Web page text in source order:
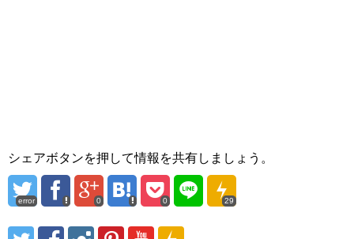
シェアボタンを押して情報を共有しましょう。
error 0 0 29